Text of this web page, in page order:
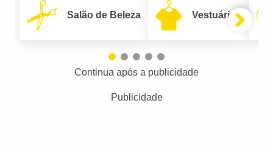
Salão de Beleza Vestuário
Continua após a publicidade
Publicidade